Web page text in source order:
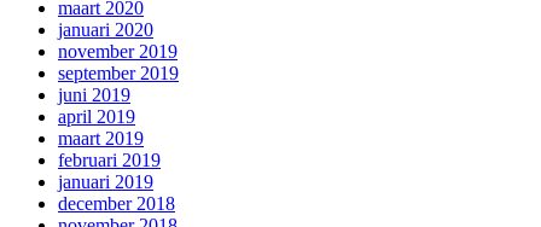
maart 2020
januari 2020
november 2019
september 2019
juni 2019
april 2019
maart 2019
februari 2019
januari 2019
december 2018